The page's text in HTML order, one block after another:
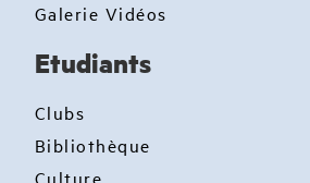
Galerie Vidéos
Etudiants
Clubs
Bibliothèque
Culture